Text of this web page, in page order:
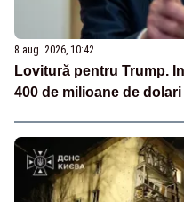
8 aug. 2026, 10:42
Lovitură pentru Trump.
400 de milioane de